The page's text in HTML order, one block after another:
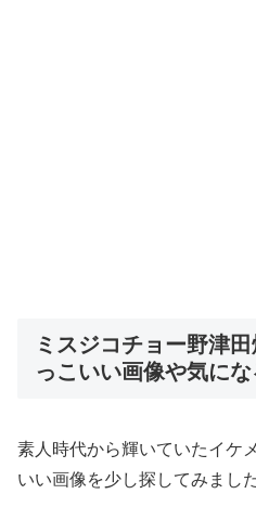
ミスジコチョー野津
っこいい画像や気にな
素人時代から輝いていたイケ
いい画像を少し探してみました